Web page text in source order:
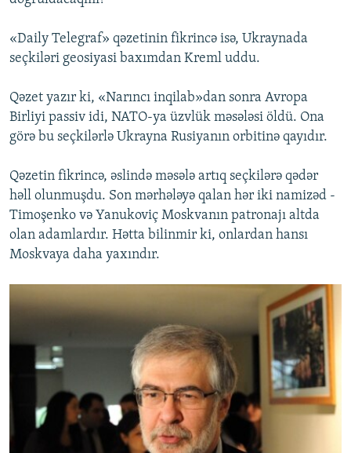
«Daily Telegraf» qəzetinin fikrincə isə, Ukraynada
seçkiləri geosiyasi baxımdan Kreml uddu.
Qəzet yazır ki, «Narıncı inqilab»dan sonra Avropa
Birliyi passiv idi, NATO-ya üzvlük məsələsi öldü. Ona
görə bu seçkilərlə Ukrayna Rusiyanın orbitinə qayıdır.
Qəzetin fikrincə, əslində məsələ artıq seçkilərə qədər
həll olunmuşdu. Son mərhələyə qalan hər iki namizəd -
Timoşenko və Yanukoviç Moskvanın patronajı altda
olan adamlardır. Hətta bilinmir ki, onlardan hansı
Moskvaya daha yaxındır.